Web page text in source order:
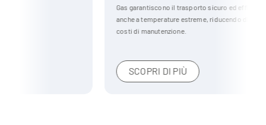
Gas garantiscono il trasporto sicuro ed efficiente di liquidi e gas,
anche a temperature estreme, riducendo dispersioni termiche e